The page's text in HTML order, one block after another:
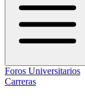
Foros Universitarios
Carreras